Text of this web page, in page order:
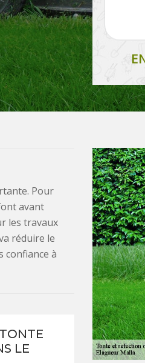
Pour
avant
les travaux
réduire le
confiance à
LE